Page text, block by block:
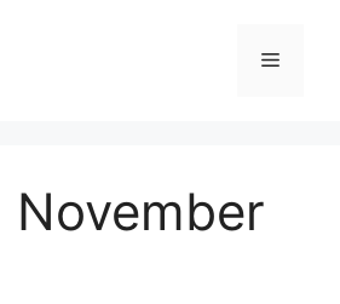
Menu
November